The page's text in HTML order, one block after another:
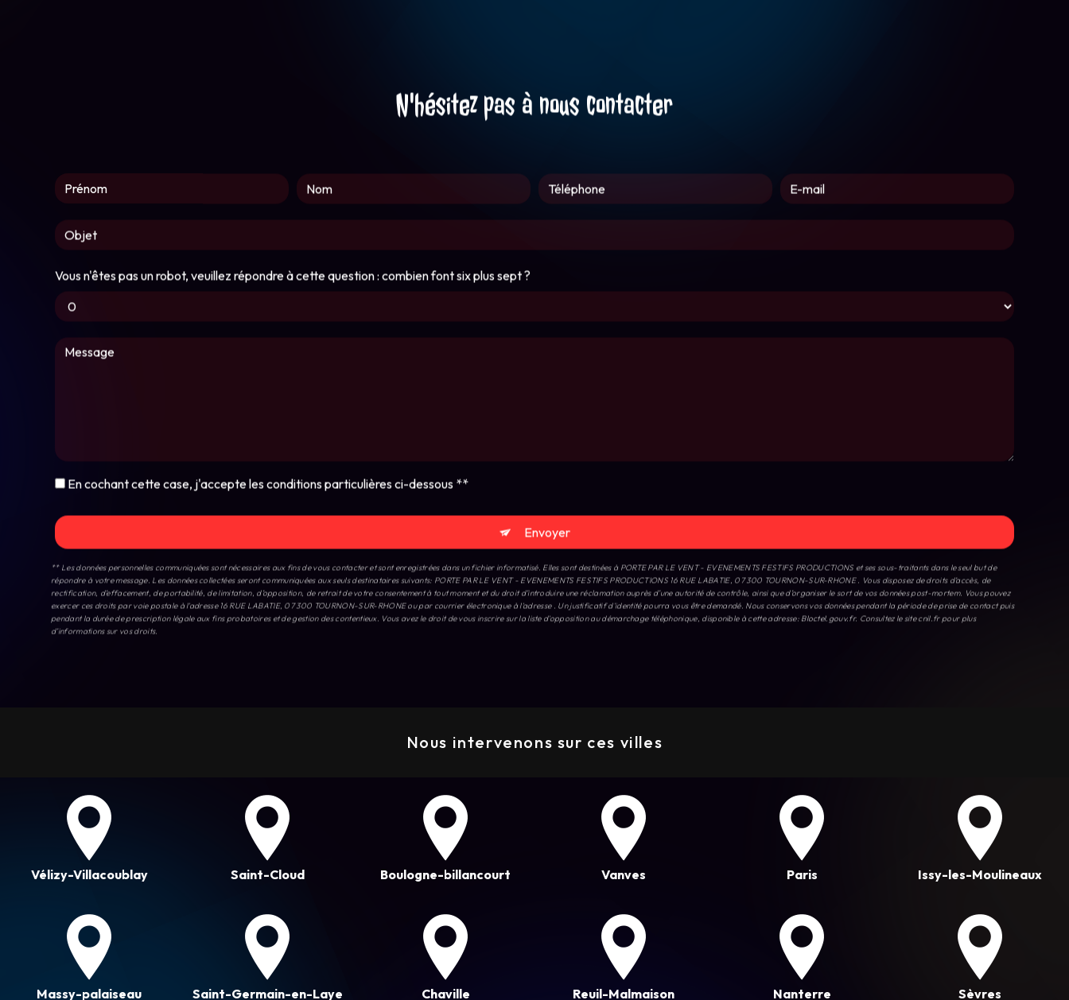
N'hésitez pas à nous contacter
Vous n'êtes pas un robot, veuillez répondre à cette question : combien font six plus sept ?
En cochant cette case, j'accepte les conditions particulières ci-dessous **
Envoyer
** Les données personnelles communiquées sont nécessaires aux fins de vous contacter et sont enregistrées dans un fichier informatisé. Elles sont destinées à PORTE PAR LE VENT - EVENEMENTS FESTIFS PRODUCTIONS et ses sous-traitants dans le seul but de
répondre à votre message. Les données collectées seront communiquées aux seuls destinataires suivants: PORTE PAR LE VENT - EVENEMENTS FESTIFS PRODUCTIONS 16 RUE LABATIE, 07 300 TOURNON-SUR-RHONE . Vous disposez de droits d’accès, de
rectification, d’effacement, de portabilité, de limitation, d’opposition, de retrait de votre consentement à tout moment et du droit d’introduire une réclamation auprès d’une autorité de contrôle, ainsi que d’organiser le sort de vos données post-mortem. Vous pouvez
exercer ces droits par voie postale à l'adresse 16 RUE LABATIE, 07 300 TOURNON-SUR-RHONE ou par courrier électronique à l'adresse . Un justificatif d'identité pourra vous être demandé. Nous conservons vos données pendant la période de prise de contact puis
pendant la durée de prescription légale aux fins probatoires et de gestion des contentieux. Vous avez le droit de vous inscrire sur la liste d'opposition au démarchage téléphonique, disponible à cette adresse: Bloctel.gouv.fr. Consultez le site cnil.fr pour plus
d’informations sur vos droits.
Nous intervenons sur ces villes
Vélizy-Villacoublay Saint-Cloud Boulogne-billancourt Vanves Paris Issy-les-Moulineaux
Massy-palaiseau Saint-Germain-en-Laye Chaville Reuil-Malmaison Nanterre Sèvres